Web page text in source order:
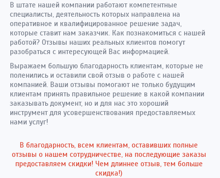
В штате нашей компании работают компетентные
специалисты, деятельность которых направлена на
оперативное и квалифицированное решение задач,
которые ставит нам заказчик. Как познакомиться с нашей
работой? Отзывы наших реальных клиентов помогут
разобраться с интересующей Вас информацией.
Выражаем большую благодарность клиентам, которые не
поленились и оставили свой отзыв о работе с нашей
компанией. Ваши отзывы помогают не только будущим
клиентам принять правильное решение в какой компании
заказывать документ, но и для нас это хороший
инструмент для усовершенствования предоставляемых
нами услуг!
В благодарность, всем клиентам, оставивших полные
отзывы о нашем сотрудничестве, на последующие заказы
предоставляем скидки! Чем длиннее отзыв, тем больше
скидка!)